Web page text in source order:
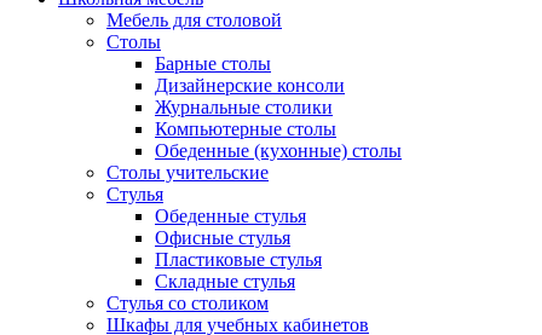
Мебель для столовой
Столы
Барные столы
Дизайнерские консоли
Журнальные столики
Компьютерные столы
Обеденные (кухонные) столы
Столы учительские
Стулья
Обеденные стулья
Офисные стулья
Пластиковые стулья
Складные стулья
Стулья со столиком
Шкафы для учебных кабинетов